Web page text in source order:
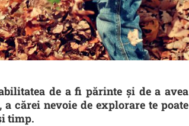
de a fi părinte şi de a avea
cărei nevoie de explorare te poate
timp.